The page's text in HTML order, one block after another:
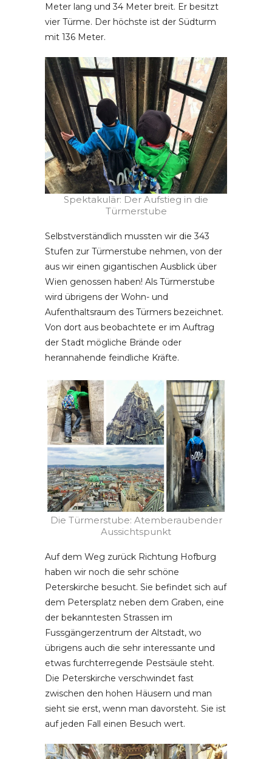
Meter lang und 34 Meter breit. Er besitzt
vier Türme. Der höchste ist der Südturm
mit 136 Meter.
Spektakulär: Der Aufstieg in die
Türmerstube
Selbstverständlich mussten wir die 343
Stufen zur Türmerstube nehmen, von der
aus wir einen gigantischen Ausblick über
Wien genossen haben! Als Türmerstube
wird übrigens der Wohn- und
Aufenthaltsraum des Türmers bezeichnet.
Von dort aus beobachtete er im Auftrag
der Stadt mögliche Brände oder
herannahende feindliche Kräfte.
Die Türmerstube: Atemberaubender
Aussichtspunkt
Auf dem Weg zurück Richtung Hofburg
haben wir noch die sehr schöne
Peterskirche besucht. Sie befindet sich auf
dem Petersplatz neben dem Graben, eine
der bekanntesten Strassen im
Fussgängerzentrum der Altstadt, wo
übrigens auch die sehr interessante und
etwas furchterregende Pestsäule steht.
Die Peterskirche verschwindet fast
zwischen den hohen Häusern und man
sieht sie erst, wenn man davorsteht. Sie ist
auf jeden Fall einen Besuch wert.